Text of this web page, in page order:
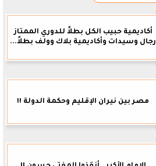
أكاديمية حبيب الكل بطلاً للدوري الممتاز
رجال وسيدات وأكاديمية بلاك وولف بطلاً...
مصر بين نيران الإقليم وحكمة الدولة !!